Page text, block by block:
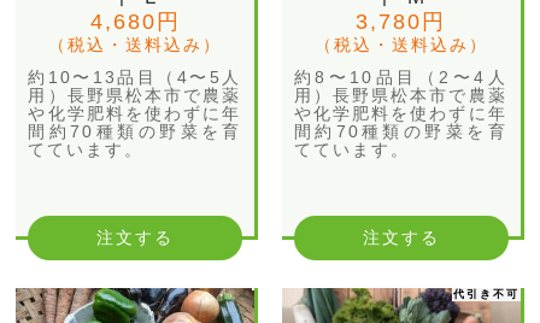
4,680円
（税込・送料込み）
約10〜13品目（4〜5人
用）長野県松本市で農薬
や化学肥料を使わずに年
間約70種類の野菜を育
てています。
注文する
3,780円
（税込・送料込み）
約8〜10品目（2〜4人
用）長野県松本市で農薬
や化学肥料を使わずに年
間約70種類の野菜を育
てています。
注文する
代引き不可